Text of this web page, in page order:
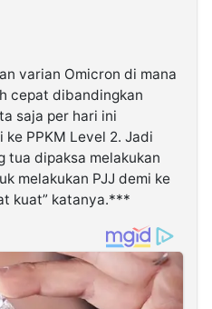
varian Omicron di mana
cepat dibandingkan
saja per hari ini
PPKM Level 2. Jadi
tua dipaksa melakukan
melakukan PJJ demi ke
kuat” katanya.***